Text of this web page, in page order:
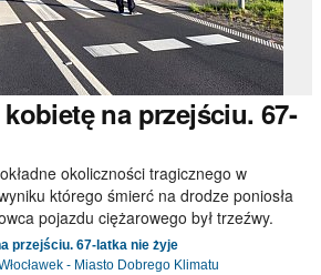
na przejściu. 67-
okoliczności tragicznego w
którego śmierć na drodze poniosła
pojazdu ciężarowego był trzeźwy.
przejściu. 67-latka nie żyje
- Miasto Dobrego Klimatu